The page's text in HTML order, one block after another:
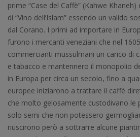
prime “Case del Caffè” (Kahwe
di “Vino dell’Islam” essendo un valido
dal Corano. I primi ad importare in
furono i mercanti veneziani che nel
commercianti mussulmani un carico di
e tabacco e mantennero il monopolio
in Europa per circa un secolo, fino a
europee iniziarono a trattare il caffè
che molto gelosamente custodivano le
solo semi che non potessero
riuscirono però a sottrarre alcune